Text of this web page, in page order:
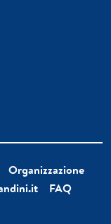
Organizzazione
FAQ